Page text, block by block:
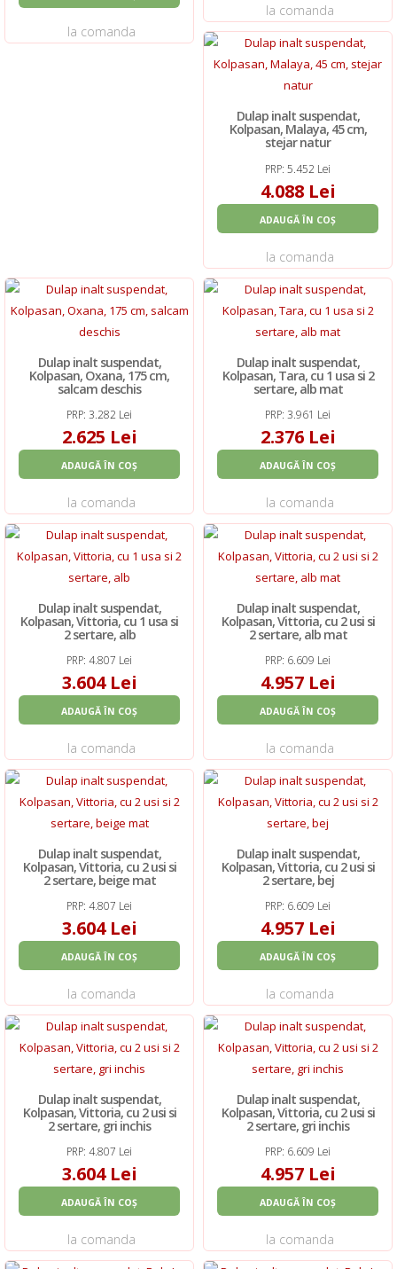
la comanda
la comanda
Dulap inalt suspendat,
Kolpasan, Malaya, 45 cm,
stejar natur
PRP: 5.452 Lei
4.088 Lei
ADAUGĂ ÎN COȘ
la comanda
Dulap inalt suspendat,
Kolpasan, Oxana, 175 cm,
salcam deschis
PRP: 3.282 Lei
2.625 Lei
ADAUGĂ ÎN COȘ
la comanda
Dulap inalt suspendat,
Kolpasan, Tara, cu 1 usa si 2
sertare, alb mat
PRP: 3.961 Lei
2.376 Lei
ADAUGĂ ÎN COȘ
la comanda
Dulap inalt suspendat,
Kolpasan, Vittoria, cu 1 usa si
2 sertare, alb
PRP: 4.807 Lei
3.604 Lei
ADAUGĂ ÎN COȘ
la comanda
Dulap inalt suspendat,
Kolpasan, Vittoria, cu 2 usi si
2 sertare, alb mat
PRP: 6.609 Lei
4.957 Lei
ADAUGĂ ÎN COȘ
la comanda
Dulap inalt suspendat,
Kolpasan, Vittoria, cu 2 usi si
2 sertare, beige mat
PRP: 4.807 Lei
3.604 Lei
ADAUGĂ ÎN COȘ
la comanda
Dulap inalt suspendat,
Kolpasan, Vittoria, cu 2 usi si
2 sertare, bej
PRP: 6.609 Lei
4.957 Lei
ADAUGĂ ÎN COȘ
la comanda
Dulap inalt suspendat,
Kolpasan, Vittoria, cu 2 usi si
2 sertare, gri inchis
PRP: 4.807 Lei
3.604 Lei
ADAUGĂ ÎN COȘ
la comanda
Dulap inalt suspendat,
Kolpasan, Vittoria, cu 2 usi si
2 sertare, gri inchis
PRP: 6.609 Lei
4.957 Lei
ADAUGĂ ÎN COȘ
la comanda